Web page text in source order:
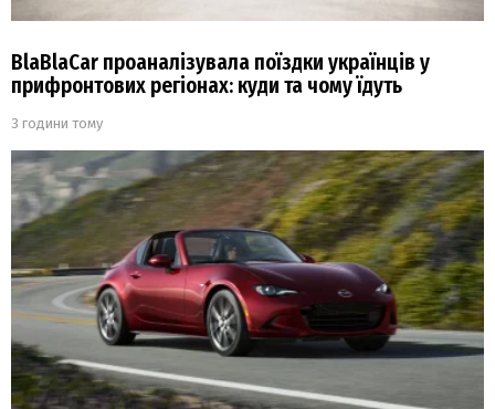
BlaBlaCar проаналізувала поїздки українців у
прифронтових регіонах: куди та чому їдуть
3 години тому